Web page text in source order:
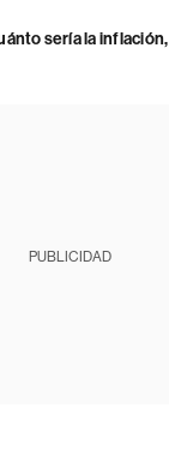
sería la inflación,
PUBLICIDAD